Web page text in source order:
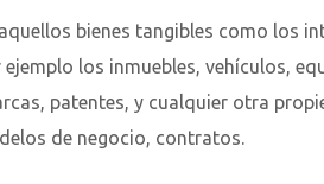
bienes tangibles como los
los inmuebles, vehículos,
patentes, y cualquier otra
de negocio, contratos.